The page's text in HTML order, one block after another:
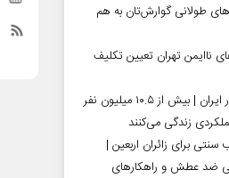
طولانی گوارش‌تان به هم
ناایمن تهران تعیین تکلیف
آمار معلولیت در ایران | بیش از ۱۰.۵ میلیون نفر
زندگی می‌کنند
برای زائران اربعین |
ضد عطش و راهکارهای